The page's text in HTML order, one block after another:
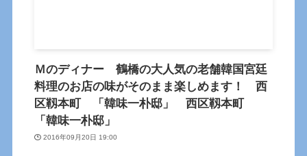
Ｍのディナー 鶴橋の大人気の老舗韓国宮廷
料理のお店の味がそのまま楽しめます！ 西
区靱本町 「韓味一朴邸」 西区靱本町
「韓味一朴邸」
2016年09月20日 19:00